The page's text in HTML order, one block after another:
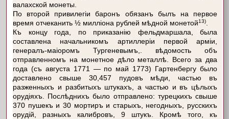
валахской монеты.
По второй привилегіи баронъ обязанъ былъ на первое
время отчеканить ½ милліона рублей мѣдной монетой13)
Къ концу года, по приказанію фельдмаршала, была
составлена начальникомъ артиллеріи первой арміи,
генералъ-маіоромъ Тургеневымъ,. вѣдомость объ
отправленномъ на монетное дѣло металлѣ. Всего за два
года (съ августа 1771 — по май 1773) Гартенбергу было
доставлено свыше 30,457 пудовъ мѣди, частью въ
разженныхъ и разбитыхъ штукахъ, а частью и въ цѣлыхъ
орудіяхъ. Послѣднихъ было отправлено: турецкихъ свыше
370 пушекъ и 30 мортиръ и старыхъ, негодныхъ, русскихъ
орудій, разныхъ калибровъ, 9 штукъ. Кромѣ того, къ